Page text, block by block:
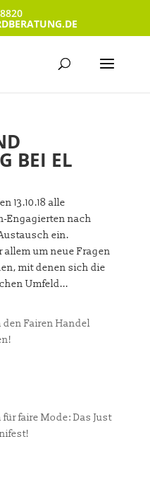
BEI EL
13.10.18 alle
Engagierten nach
ein.
um neue Fragen
mit denen sich die
Umfeld...
den Fairen Handel
faire Mode: Das Just